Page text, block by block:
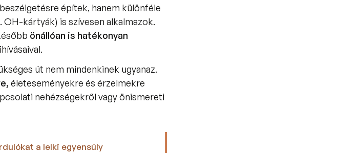
építek, hanem különféle
OH-kártyák) is szívesen alkalmazok.
önállóan is hatékonyan
életeseményekre és érzelmekre
nehézségekről vagy önismereti
a lelki egyensúly